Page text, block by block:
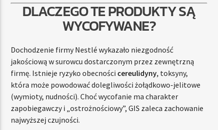
DLACZEGO TE PRODUKTY SĄ
WYCOFYWANE?
Dochodzenie firmy Nestlé wykazało niezgodność
jakościową w surowcu dostarczonym przez zewnętrzną
firmę. Istnieje ryzyko obecności cereulidyny, toksyny,
która może powodować dolegliwości żołądkowo-jelitowe
(wymioty, nudności). Choć wycofanie ma charakter
zapobiegawczy i „ostrożnościowy”, GIS zaleca zachowanie
najwyższej czujności.